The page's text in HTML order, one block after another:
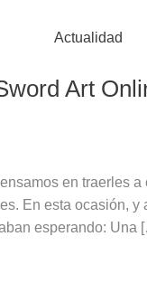
Actualidad
Art
en traerles
En esta ocasión,
esperando: Una